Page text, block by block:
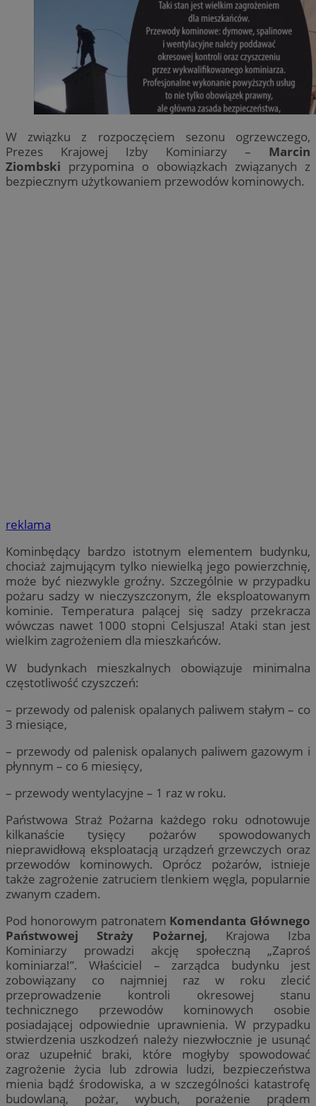
W związku z rozpoczęciem sezonu ogrzewczego,
Prezes Krajowej Izby Kominiarzy – Marcin
Ziombski przypomina o obowiązkach związanych z
bezpiecznym użytkowaniem przewodów kominowych.
reklama
Kominbędący bardzo istotnym elementem budynku,
chociaż zajmującym tylko niewielką jego powierzchnię,
może być niezwykle groźny. Szczególnie w przypadku
pożaru sadzy w nieczyszczonym, źle eksploatowanym
kominie. Temperatura palącej się sadzy przekracza
wówczas nawet 1000 stopni Celsjusza! Ataki stan jest
wielkim zagrożeniem dla mieszkańców.
W budynkach mieszkalnych obowiązuje minimalna
częstotliwość czyszczeń:
– przewody od palenisk opalanych paliwem stałym – co
3 miesiące,
– przewody od palenisk opalanych paliwem gazowym i
płynnym – co 6 miesięcy,
– przewody wentylacyjne – 1 raz w roku.
Państwowa Straż Pożarna każdego roku odnotowuje
kilkanaście tysięcy pożarów spowodowanych
nieprawidłową eksploatacją urządzeń grzewczych oraz
przewodów kominowych. Oprócz pożarów, istnieje
także zagrożenie zatruciem tlenkiem węgla, popularnie
zwanym czadem.
Pod honorowym patronatem Komendanta Głównego
Państwowej Straży Pożarnej, Krajowa Izba
Kominiarzy prowadzi akcję społeczną „Zaproś
kominiarza!”. Właściciel – zarządca budynku jest
zobowiązany co najmniej raz w roku zlecić
przeprowadzenie kontroli okresowej stanu
technicznego przewodów kominowych osobie
posiadającej odpowiednie uprawnienia. W przypadku
stwierdzenia uszkodzeń należy niezwłocznie je usunąć
oraz uzupełnić braki, które mogłyby spowodować
zagrożenie życia lub zdrowia ludzi, bezpieczeństwa
mienia bądź środowiska, a w szczególności katastrofę
budowlaną, pożar, wybuch, porażenie prądem